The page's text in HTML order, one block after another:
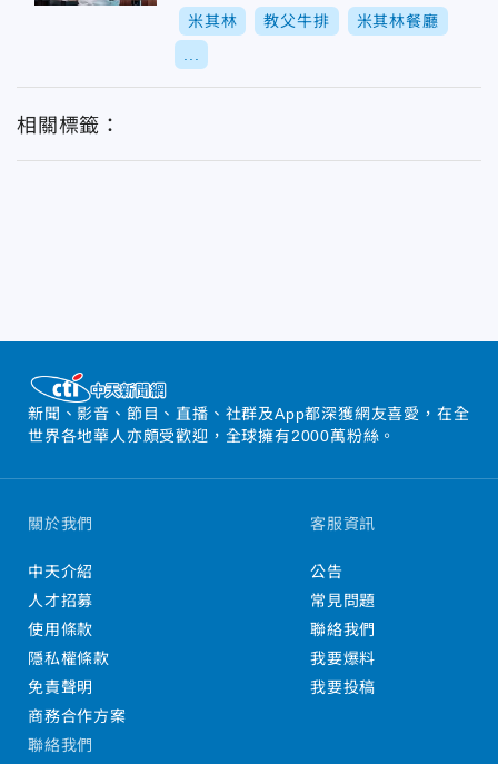
米其林 教父牛排 米其林餐廳
相關標籤：
新聞、影音、節目、直播、社群及App都深獲網友喜愛，在全
世界各地華人亦頗受歡迎，全球擁有2000萬粉絲。
關於我們
中天介紹
人才招募
使用條款
隱私權條款
免責聲明
商務合作方案
客服資訊
公告
常見問題
聯絡我們
我要爆料
我要投稿
聯絡我們